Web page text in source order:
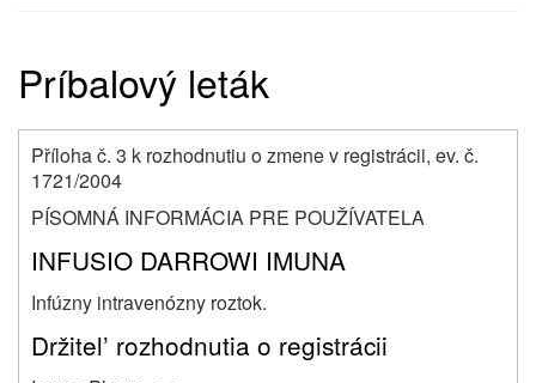
Príbalový leták
Příloha č. 3 k rozhodnutiu o zmene v registrácii, ev. č.
1721/2004
PÍSOMNÁ INFORMÁCIA PRE POUŽÍVATELA
INFUSIO DARROWI IMUNA
Infúzny intravenózny roztok.
Držitel’ rozhodnutia o registrácii